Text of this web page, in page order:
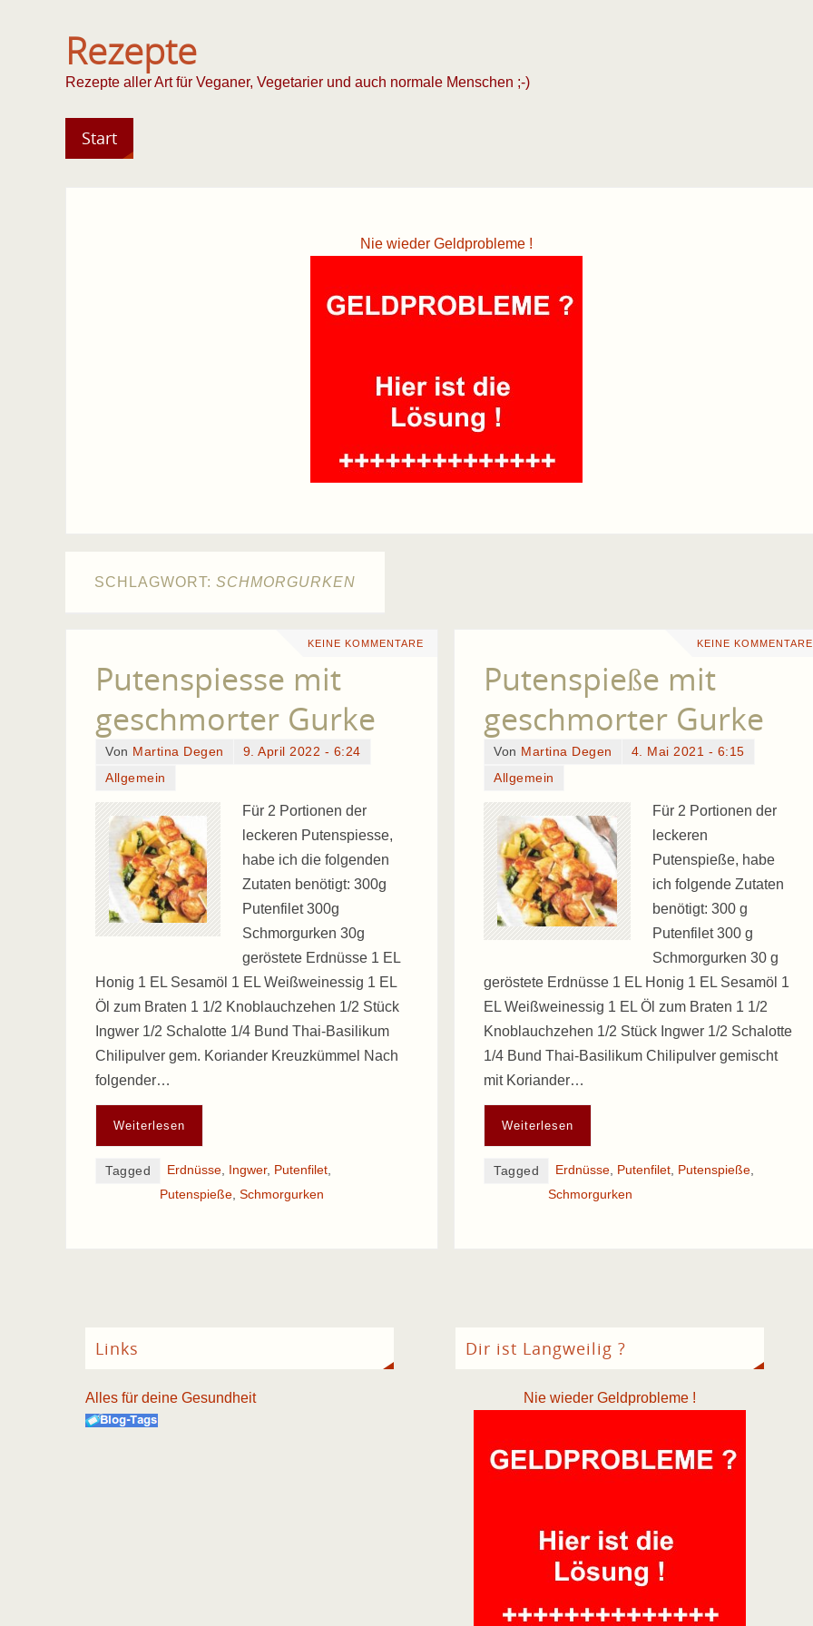
Rezepte
Rezepte aller Art für Veganer, Vegetarier und auch normale Menschen ;-)
Start
Nie wieder Geldprobleme !
SCHLAGWORT: SCHMORGURKEN
KEINE KOMMENTARE
Putenspiesse mit
geschmorter Gurke
Von Martina Degen
9. April 2022 - 6:24
Allgemein
Für 2 Portionen der
leckeren Putenspiesse,
habe ich die folgenden
Zutaten benötigt: 300g
Putenfilet 300g
Schmorgurken 30g
geröstete Erdnüsse 1 EL
Honig 1 EL Sesamöl 1 EL Weißweinessig 1 EL
Öl zum Braten 1 1/2 Knoblauchzehen 1/2 Stück
Ingwer 1/2 Schalotte 1/4 Bund Thai-Basilikum
Chilipulver gem. Koriander Kreuzkümmel Nach
folgender…
Weiterlesen
Tagged Erdnüsse Ingwer, Putenfilet
Putenspieße Schmorgurken
KEINE KOMMENTARE
Putenspieße mit
geschmorter Gurke
Von Martina Degen
4. Mai 2021 - 6:15
Allgemein
Für 2 Portionen der
leckeren
Putenspieße, habe
ich folgende Zutaten
benötigt: 300 g
Putenfilet 300 g
Schmorgurken 30 g
geröstete Erdnüsse 1 EL Honig 1 EL Sesamöl 1
EL Weißweinessig 1 EL Öl zum Braten 1 1/2
Knoblauchzehen 1/2 Stück Ingwer 1/2 Schalotte
1/4 Bund Thai-Basilikum Chilipulver gemischt
mit Koriander…
Weiterlesen
Tagged Erdnüsse Putenfilet Putenspieße
Schmorgurken
Links
Alles für deine Gesundheit
Dir ist Langweilig ?
Nie wieder Geldprobleme !